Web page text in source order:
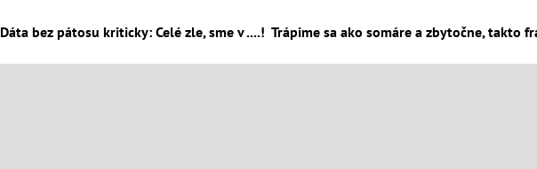
Dáta bez pátosu kriticky: Celé zle, sme v ....! Trápime sa ako somáre a zbytočne, takto